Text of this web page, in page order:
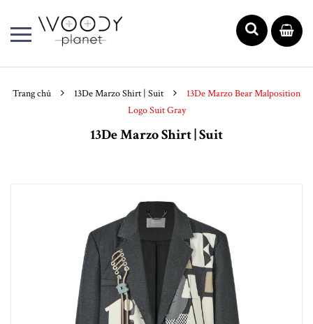
Trang chủ 13De Marzo Shirt | Suit
13De Marzo Bear Malposition
Logo Suit Gray
13De Marzo Shirt | Suit